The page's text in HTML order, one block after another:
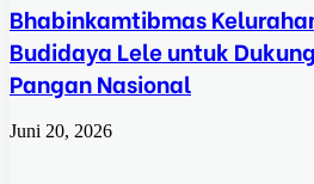
Bhabinkamtibmas
Budidaya Lele untuk
Pangan Nasional
Juni 20, 2026